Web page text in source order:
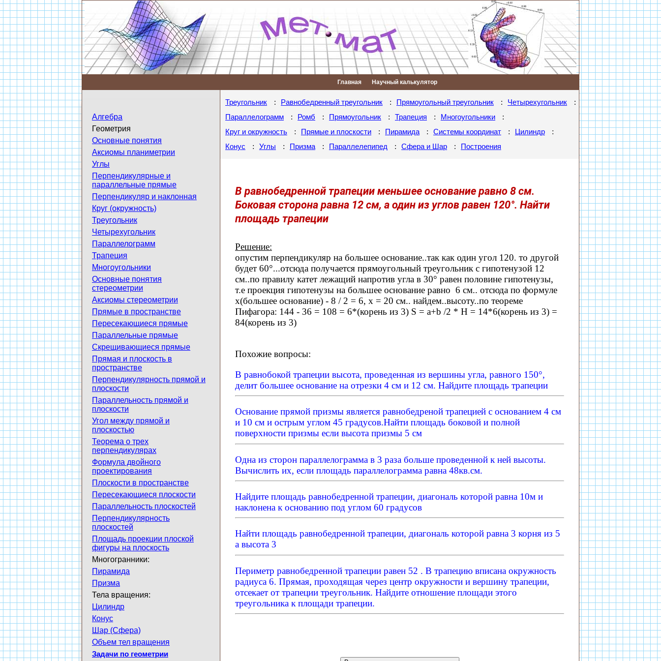
Главная Научный калькулятор
Алгебра
Геометрия
Основные понятия
Аксиомы планиметрии
Углы
Перпендикулярные и
параллельные прямые
Перпендикуляр и наклонная
Круг (окружность)
Треугольник
Четырехугольник
Параллелограмм
Трапеция
Многоугольники
Основные понятия
стереометрии
Аксиомы стереометрии
Прямые в пространстве
Пересекающиеся прямые
Параллельные прямые
Скрещивающиеся прямые
Прямая и плоскость в
пространстве
Перпендикулярность прямой и
плоскости
Параллельность прямой и
плоскости
Угол между прямой и
плоскостью
Теорема о трех
перпендикулярах
Формула двойного
проектирования
Плоскости в пространстве
Пересекающиеся плоскости
Параллельность плоскостей
Перпендикулярность
плоскостей
Площадь проекции плоской
фигуры на плоскость
Многогранники:
Пирамида
Призма
Тела вращения:
Цилиндр
Конус
Шар (Сфера)
Объем тел вращения
Задачи по геометрии
Треугольник : Равнобедренный треугольник : Прямоугольный треугольник : Четырехугольник :
Параллелограмм : Ромб : Прямоугольник : Трапеция : Многоугольники :
Круг и окружность : Прямые и плоскости : Пирамида : Системы координат : Цилиндр :
Конус : Углы : Призма : Параллелепипед : Сфера и Шар : Построения
В равнобедренной трапеции меньшее основание равно 8 см.
Боковая сторона равна 12 см, а один из углов равен 120°. Найти
площадь трапеции
Решение:
опустим перпендикуляр на большее основание..так как один угол 120. то другой
будет 60°...отсюда получается прямоугольный треугольник с гипотенузой 12
см..по правилу катет лежащий напротив угла в 30° равен половине гипотенузы,
т.е проекция гипотенузы на большее основание равно 6 см.. отсюда по формуле
х(большее основание) - 8 / 2 = 6, х = 20 см.. найдем..высоту..по теореме
Пифагора: 144 - 36 = 108 = 6*(корень из 3) S = a+b /2 * H = 14*6(корень из 3) =
84(корень из 3)
Похожие вопросы:
В равнобокой трапеции высота, проведенная из вершины угла, равного 150°,
делит большее основание на отрезки 4 см и 12 см. Найдите площадь трапеции
Основание прямой призмы является равнобедреной трапецией с основанием 4 см
и 10 см и острым углом 45 градусов.Найти площадь боковой и полной
поверхности призмы если высота призмы 5 см
Одна из сторон параллелограмма в 3 раза больше проведенной к ней высоты.
Вычислить их, если площадь параллелограмма равна 48кв.см.
Найдите площадь равнобедренной трапеции, диагональ которой равна 10м и
наклонена к основанию под углом 60 градусов
Найти площадь равнобедренной трапеции, диагональ которой равна 3 корня из 5
а высота 3
Периметр равнобедренной трапеции равен 52 . В трапецию вписана окружность
радиуса 6. Прямая, проходящая через центр окружности и вершину трапеции,
отсекает от трапеции треугольник. Найдите отношение площади этого
треугольника к площади трапеции.